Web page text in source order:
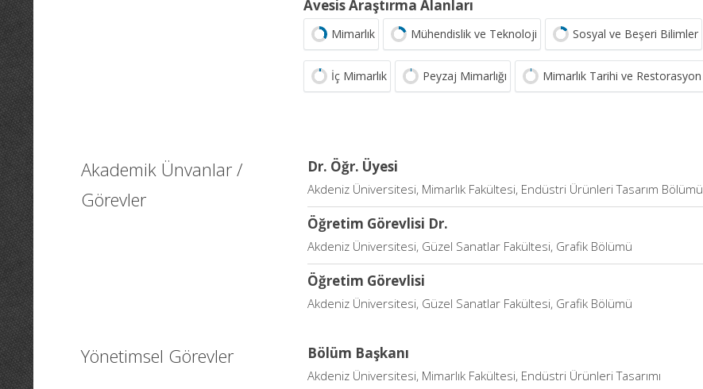
Avesis Araştırma Alanları
Mimarlık Mühendislik ve Teknoloji Sosyal ve Beşeri Bilimler
İç Mimarlık Peyzaj Mimarlığı Mimarlık Tarihi ve Restorasyon
Akademik Ünvanlar /
Görevler
Dr. Öğr. Üyesi
Akdeniz Üniversitesi, Mimarlık Fakültesi, Endüstri Ürünleri Tasarım Bölümü
Öğretim Görevlisi Dr.
Akdeniz Üniversitesi, Güzel Sanatlar Fakültesi, Grafik Bölümü
Öğretim Görevlisi
Akdeniz Üniversitesi, Güzel Sanatlar Fakültesi, Grafik Bölümü
Yönetimsel Görevler Bölüm Başkanı
Akdeniz Üniversitesi, Mimarlık Fakültesi, Endüstri Ürünleri Tasarımı